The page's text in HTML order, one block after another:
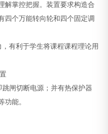
解掌控把握。装置要求构造合
四个万能转向轮和四个固定调
有利于学生将课程课程理论用
闸切断电源；并有热保护器
功能。